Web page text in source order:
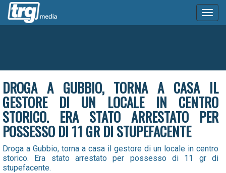
DROGA A GUBBIO, TORNA A CASA IL
GESTORE DI UN LOCALE IN CENTRO
STORICO. ERA STATO ARRESTATO PER
POSSESSO DI 11 GR DI STUPEFACENTE
Droga a Gubbio, torna a casa il gestore di un locale in centro
storico. Era stato arrestato per possesso di 11 gr di
stupefacente.